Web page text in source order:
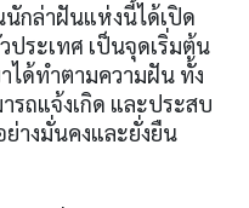
กล่าฝันแห่งนี้ได้เปิด
ประเทศ เป็นจุดเริ่มต้น
ได้ทำตามความฝัน ทั้ง
รถแจ้งเกิด และประสบ
ย่างมั่นคงและยั่งยืน